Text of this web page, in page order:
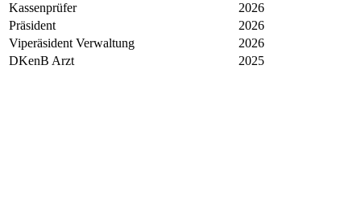
Kassenprüfer
2026
Präsident
2026
Viperäsident Verwaltung
2026
DKenB Arzt
2025